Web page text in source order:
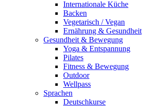
Internationale Küche
Backen
Vegetarisch / Vegan
Ernährung & Gesundheit
Gesundheit & Bewegung
Yoga & Entspannung
Pilates
Fitness & Bewegung
Outdoor
Wellpass
Sprachen
Deutschkurse